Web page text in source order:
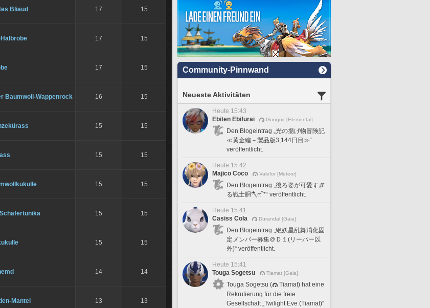
Bliaud 17 15
17 15
17 15
Baumwoll-Wappenrock 16 15
15 15
15 15
15 15
15 15
15 15
14 14
Mantel 13 13
Community-Pinnwand
Neueste Aktivitäten
Heute 15:43
Ebiten Ebifurai
Gungnir [Elemental]
Den Blogeintrag „光の揚げ物冒険記
≪黄金編－製品版3,144日目≫“
veröffentlicht.
Heute 15:42
Majico Coco
Valefor [Meteor]
Den Blogeintrag „後ろ姿が可愛すぎ
る戦士胴🪓ෆ˚*“ veröffentlicht.
Heute 15:41
Casiss Cola
Durandal [Gaia]
Den Blogeintrag „絶妖星乱舞消化固
定メンバー募集＠Ｄ１(リーパー以
外)“ veröffentlicht.
Heute 15:41
Touga Sogetsu
Tiamat [Gaia]
Touga Sogetsu (
Tiamat) hat eine
Rekrutierung für die freie
Gesellschaft „Twilight Eve (Tiamat)“